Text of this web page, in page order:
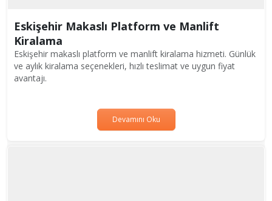
Eskişehir Makaslı Platform ve Manlift
Kiralama
Eskişehir makaslı platform ve manlift kiralama hizmeti. Günlük
ve aylık kiralama seçenekleri, hızlı teslimat ve uygun fiyat
avantajı.
Devamını Oku